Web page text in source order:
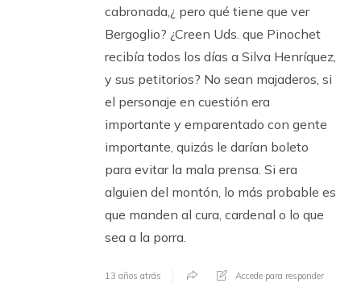
cabronada,¿ pero qué tiene que ver
Bergoglio? ¿Creen Uds. que Pinochet
recibía todos los días a Silva Henríquez,
y sus petitorios? No sean majaderos, si
el personaje en cuestión era
importante y emparentado con gente
importante, quizás le darían boleto
para evitar la mala prensa. Si era
alguien del montón, lo más probable es
que manden al cura, cardenal o lo que
sea a la porra.
13 años atrás Accede para responder